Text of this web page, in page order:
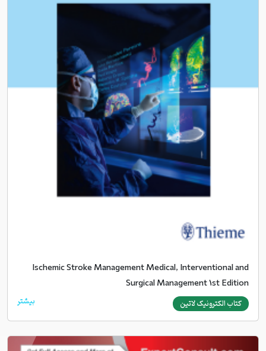
Ischemic Stroke Management Medical, Interventional and
Surgical Management 1st Edition
کتاب الکترونیک لاتین بیشتر